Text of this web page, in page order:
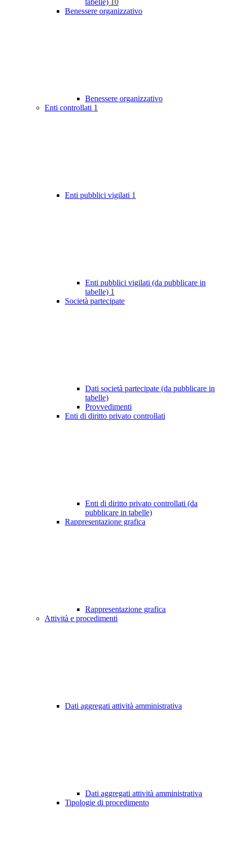
tabelle)
10
Benessere organizzativo
Benessere organizzativo
Enti controllati 1
Enti pubblici vigilati 1
Enti pubblici vigilati (da pubblicare in
tabelle) 1
Società partecipate
Dati società partecipate (da pubblicare in
tabelle)
Provvedimenti
Enti di diritto privato controllati
Enti di diritto privato controllati (da
pubblicare in tabelle)
Rappresentazione grafica
Rappresentazione grafica
Attività e procedimenti
Dati aggregati attività amministrativa
Dati aggregati attività amministrativa
Tipologie di procedimento